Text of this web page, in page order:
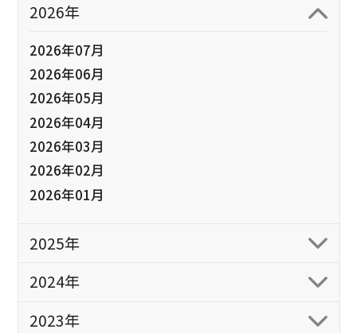
2026年
2026年07月
2026年06月
2026年05月
2026年04月
2026年03月
2026年02月
2026年01月
2025年
2024年
2023年